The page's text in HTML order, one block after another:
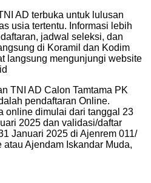
AD terbuka untuk lulusan
usia tertentu. Informasi lebih
jadwal seleksi, dan
di Koramil dan Kodim
langsung mengunjungi website
TNI AD Calon Tamtama PK
pendaftaran Online.
online dimulai dari tanggal 23
2025 dan validasi/daftar
Januari 2025 di Ajenrem 011/
Ajendam Iskandar Muda,